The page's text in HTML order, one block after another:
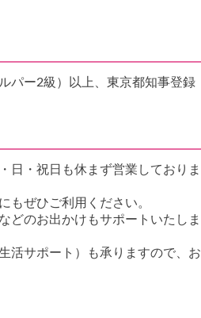
パー2級）以上、東京都知事登録
日・祝日も休まず営業しておりま
もぜひご利用ください。
どのお出かけもサポートいたしま
活サポート）も承りますので、お